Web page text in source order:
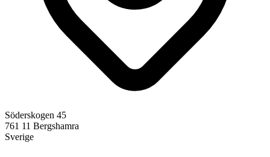
Söderskogen 45
761 11 Bergshamra
Sverige